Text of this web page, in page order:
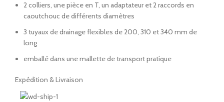
2 colliers, une pièce en T, un adaptateur et 2 raccords en
caoutchouc de différents diamètres
3 tuyaux de drainage flexibles de 200, 310 et 340 mm de
long
emballé dans une mallette de transport pratique
Expédition & Livraison